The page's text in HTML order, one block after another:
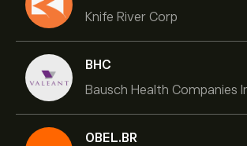
Knife River Corp
BHC
Bausch Health Companies
OBEL.BR